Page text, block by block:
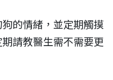
的情緒，並定期觸摸
請教醫生需不需要更